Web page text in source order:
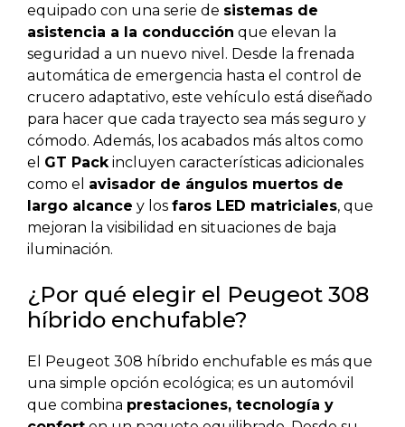
equipado con una serie de sistemas de
asistencia a la conducción que elevan la
seguridad a un nuevo nivel. Desde la frenada
automática de emergencia hasta el control de
crucero adaptativo, este vehículo está diseñado
para hacer que cada trayecto sea más seguro y
cómodo. Además, los acabados más altos como
el GT Pack incluyen características adicionales
como el avisador de ángulos muertos de
largo alcance y los faros LED matriciales, que
mejoran la visibilidad en situaciones de baja
iluminación.
¿Por qué elegir el Peugeot 308
híbrido enchufable?
El Peugeot 308 híbrido enchufable es más que
una simple opción ecológica; es un automóvil
que combina prestaciones, tecnología y